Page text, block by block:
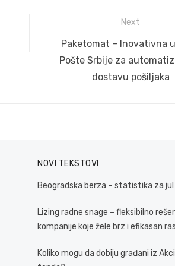
Next
Next
post:
Paketomat – Inovativna
Pošte Srbije za
dostavu pošiljaka
NOVI TEKSTOVI
Beogradska berza – statistika za
Lizing radne snage – fleksibilno
kompanije koje žele brz i efikasan
Koliko mogu da dobiju građani iz